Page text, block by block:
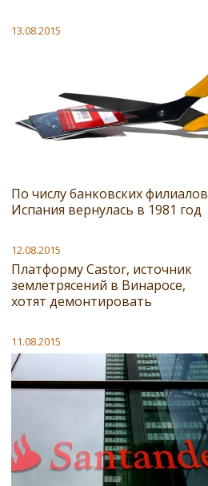
13.08.2015
По числу банковских филиалов
Испания вернулась в 1981 год
12.08.2015
Платформу Castor, источник
землетрясений в Винаросе,
хотят демонтировать
11.08.2015